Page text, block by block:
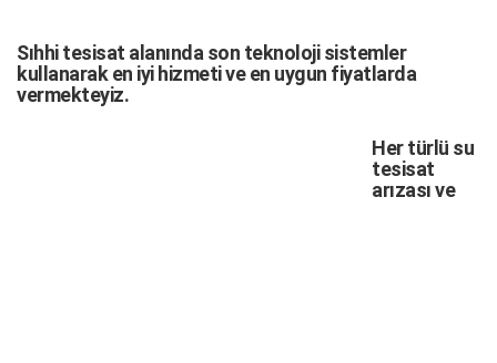
Sıhhi tesisat alanında son teknoloji sistemler
kullanarak en iyi hizmeti ve en uygun fiyatlarda
vermekteyiz.
Her türlü su
tesisat
arızasıve